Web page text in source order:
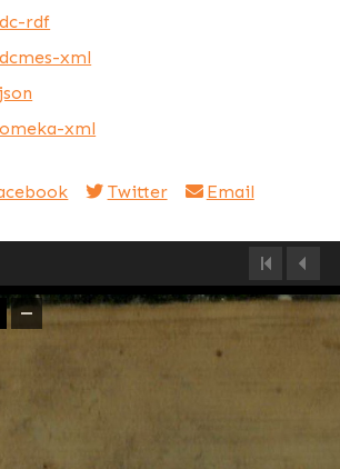
dc-rdf
dcmes-xml
json
omeka-xml
Twitter Email